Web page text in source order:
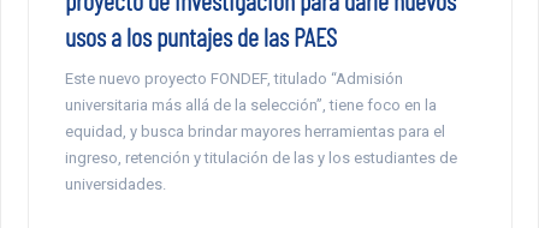
usos a los puntajes de las PAES
Este nuevo proyecto FONDEF, titulado “Admisión
universitaria más allá de la selección”, tiene foco en la
equidad, y busca brindar mayores herramientas para el
ingreso, retención y titulación de las y los estudiantes de
universidades.